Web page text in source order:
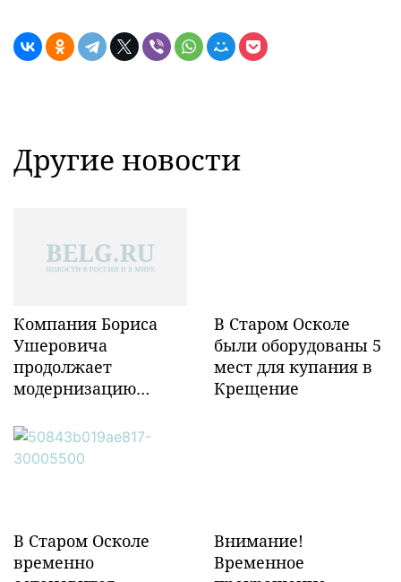
Другие новости
Компания Бориса
Ушеровича
продолжает
модернизацию
инфраструктуры в
Забайкалье
В Старом Осколе
были оборудованы 5
мест для купания в
Крещение
В Старом Осколе
временно
Внимание!
Временное